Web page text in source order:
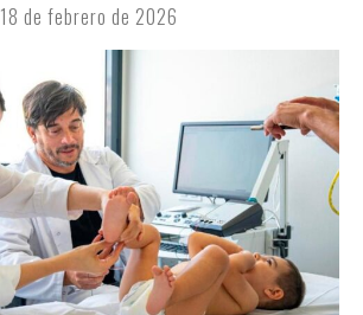
18 de febrero de 2026